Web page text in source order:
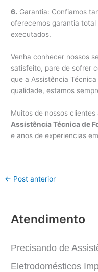
6. Garantia: Confiamos
oferecemos garantia
executados.
Venha conhecer nossos
satisfeito, pare de sofrer
que a Assistência
qualidade, estamos
Muitos de nossos
Assistência Técnica de
e anos de experiencias
← Post anterior
Atendimento
Precisando de
Eletrodomésticos